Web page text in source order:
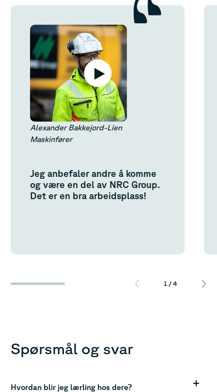
Alexander Bakkejord-Lien
Maskinfører
Jeg anbefaler andre å komme
og være en del av NRC Group.
Det er en bra arbeidsplass!
1 /4
Spørsmål og svar
Hvordan blir jeg lærling hos dere?